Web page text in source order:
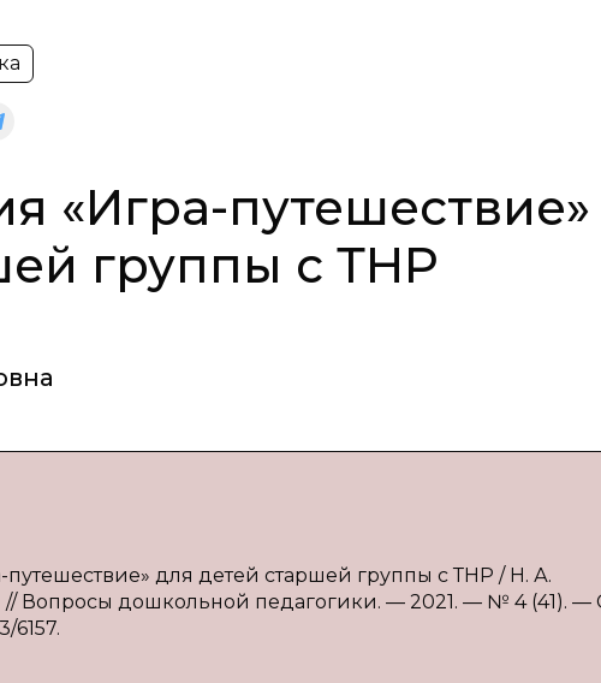
«Игра-путешествие»
группы с ТНР
для детей старшей группы с ТНР / Н. А.
Вопросы дошкольной педагогики. — 2021. — № 4 (41). —
6157.